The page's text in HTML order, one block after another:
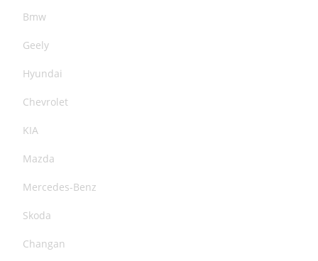
Bmw
Geely
Hyundai
Chevrolet
KIA
Mazda
Mercedes-Benz
Skoda
Changan